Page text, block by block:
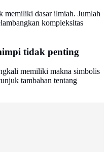
memiliki dasar ilmiah. Jumlah
kompleksitas
tidak penting
memiliki makna simbolis
tambahan tentang